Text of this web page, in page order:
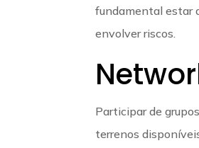
fundamental estar
envolver riscos.
Participar de
terrenos